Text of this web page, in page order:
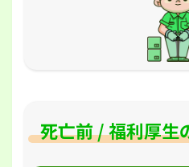
死亡前 / 福利厚生